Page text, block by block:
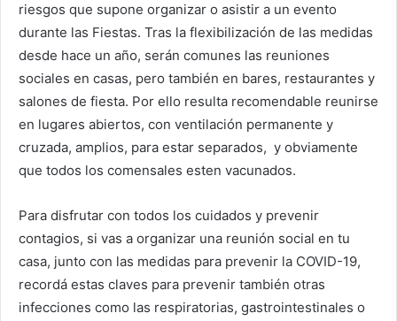
riesgos que supone organizar o asistir a un evento
durante las Fiestas. Tras la flexibilización de las medidas
desde hace un año, serán comunes las reuniones
sociales en casas, pero también en bares, restaurantes y
salones de fiesta. Por ello resulta recomendable reunirse
en lugares abiertos, con ventilación permanente y
cruzada, amplios, para estar separados, y obviamente
que todos los comensales esten vacunados.
Para disfrutar con todos los cuidados y prevenir
contagios, si vas a organizar una reunión social en tu
casa, junto con las medidas para prevenir la COVID-19,
recordá estas claves para prevenir también otras
infecciones como las respiratorias, gastrointestinales o